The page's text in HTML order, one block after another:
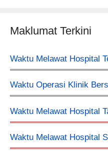
Maklumat Terkini
Waktu Melawat Hospital
Waktu Operasi Klinik
Waktu Melawat Hospital
Waktu Melawat Hospital